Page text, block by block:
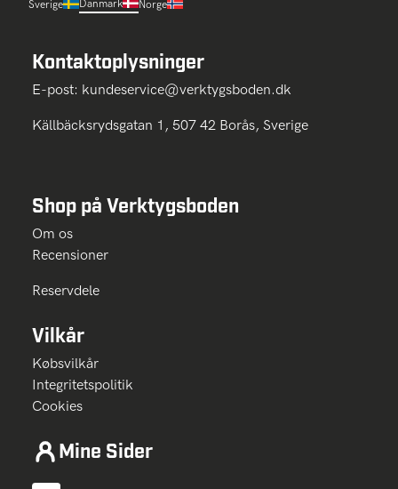
Sverige Danmark Norge
Kontaktoplysninger
E-post: kundeservice@verktygsboden.dk
Källbäcksrydsgatan 1, 507 42 Borås, Sverige
Shop på Verktygsboden
Om os
Recensioner
Reservdele
Vilkår
Købsvilkår
Integritetspolitik
Cookies
Mine Sider